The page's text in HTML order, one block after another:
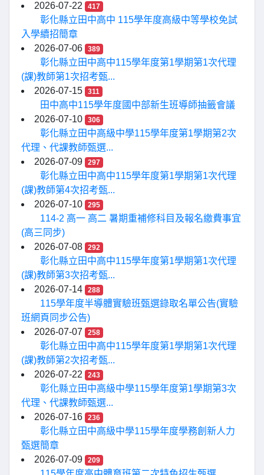
2026-07-22
417
彰化縣立田中高中 115學年度高級中等學校免試
入學續招簡章
2026-07-06
389
彰化縣立田中高中115學年度第1學期第1次代理
(課)教師第1次招考甄...
2026-07-15
311
田中高中115學年度國中部新生班導師抽籤會議
2026-07-10
306
彰化縣立田中高級中學115學年度第1學期第2次
代理、代課教師甄選...
2026-07-09
297
彰化縣立田中高中115學年度第1學期第1次代理
(課)教師第4次招考甄...
2026-07-10
295
114-2 高一 高二 暑期重補修科目及報名繳費事宜
(高三同步)
2026-07-08
292
彰化縣立田中高中115學年度第1學期第1次代理
(課)教師第3次招考甄...
2026-07-14
288
115學年度半導體實驗班甄選錄取名單公告(實驗
班網頁同步公告)
2026-07-07
258
彰化縣立田中高中115學年度第1學期第1次代理
(課)教師第2次招考甄...
2026-07-22
243
彰化縣立田中高級中學115學年度第1學期第3次
代理、代課教師甄選...
2026-07-16
236
彰化縣立田中高級中學115學年度學務創新人力
甄選簡章
2026-07-09
209